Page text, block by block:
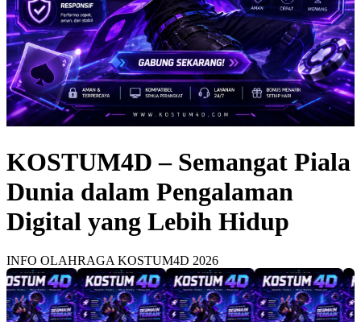
KOSTUM4D – Semangat Piala
Dunia dalam Pengalaman
Digital yang Lebih Hidup
INFO OLAHRAGA KOSTUM4D 2026